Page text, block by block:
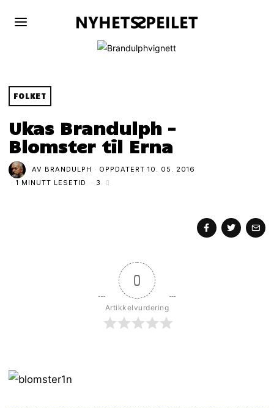
FOLKET
Ukas Brandulph –
Blomster til Erna
AV BRANDULPH OPPDATERT10. 05. 2016
1 MINUTT LESETID
3
0
Artikkelvurdering